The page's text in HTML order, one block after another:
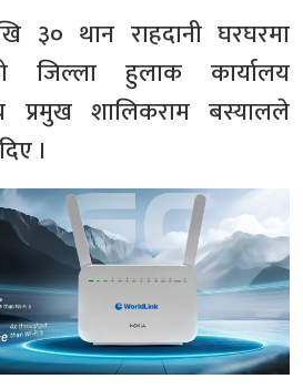
३० थान राहदानी घरघरमा
जिल्ला हुलाक कार्यालय
प्रमुख शालिकराम बस्यालले
।